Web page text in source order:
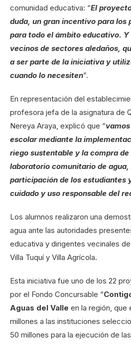
comunidad educativa: “El
duda, un gran incentivo para los
para todo el ámbito educativo.
vecinos de sectores aledaños,
a ser parte de la iniciativa y
cuando lo necesiten”.
En representación del
profesora jefa de la asignatura de
Nereya Araya, explicó que “
escolar mediante la
riego sustentable y la compra
laboratorio comunitario de
participación de los estudiantes
cuidado y uso responsable del
Los alumnos realizaron una
agua ante las autoridades
educativa y dirigentes vecinales
Villa Tuquí y Villa Agrícola.
Esta iniciativa fue uno de los 22
por el Fondo Concursable “
Aguas del Valle en la región, que
millones a las instituciones
50 millones para la ejecución de